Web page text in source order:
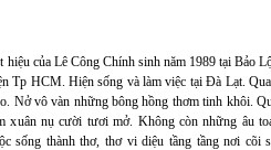
của Lê Công Chính sinh năm 1989 tại Bảo
Tp HCM. Hiện sống và làm việc tại Đà Lạt.
Nở vô vàn những bông hồng thơm tinh khôi.
xuân nụ cười tươi mở. Không còn những âu
sống thành thơ, thơ vi diệu tầng tầng nơi cõi